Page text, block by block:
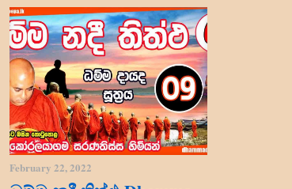
February 22, 2022